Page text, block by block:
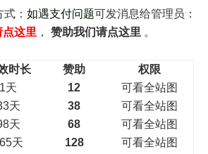
式： 如遇支付问题可发消息给管理员：
点这里 ， 赞助我们请点这里 。
时长 赞助
权限
1天 12
可看全站图
天 38
可看全站图
天 68
可看全站图
天 128
可看全站图